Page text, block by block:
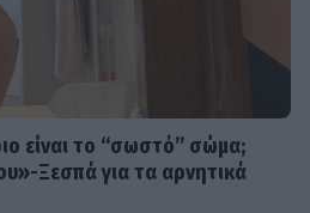
είναι το “σωστό” σώμα;
Ξεσπά για τα αρνητικά